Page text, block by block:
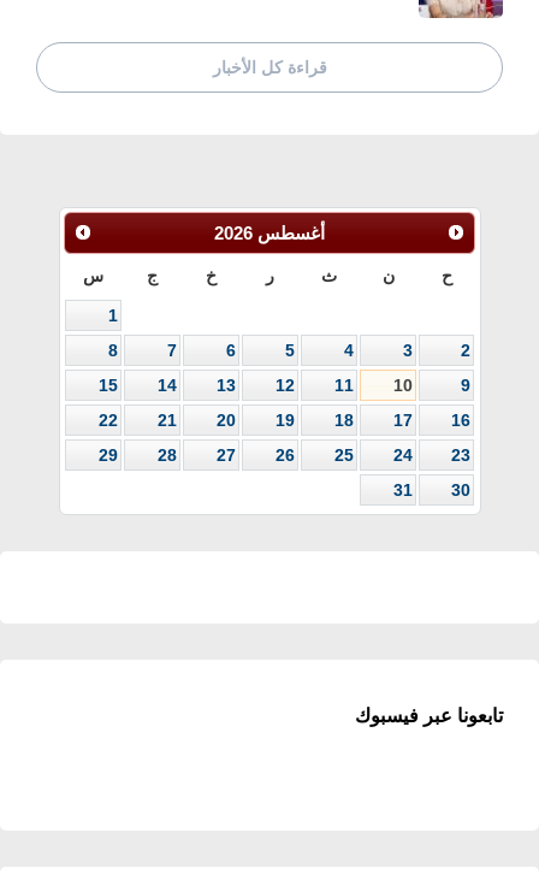
قراءة كل الأخبار
أغسطس 2026
ح ن ث ر خ ج س
1
2
3
4
5
6
7
8
9
10
11
12
13
14
15
16
17
18
19
20
21
22
23
24
25
26
27
28
29
30
31
تابعونا عبر فيسبوك